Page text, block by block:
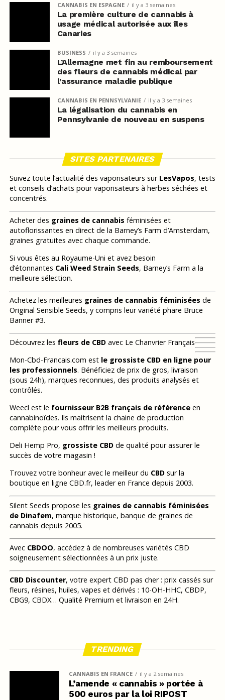
CANNABIS EN ESPAGNE il y a 3 semaines
La première culture de cannabis à
usage médical autorisée aux îles
Canaries
BUSINESS il y a 3 semaines
L’Allemagne met fin au remboursement
des fleurs de cannabis médical par
l’assurance maladie publique
CANNABIS EN PENNSYLVANIE il y a 3 semaines
La légalisation du cannabis en
Pennsylvanie de nouveau en suspens
SITES PARTENAIRES
Suivez toute l’actualité des vaporisateurs sur LesVapos, tests
et conseils d’achats pour vaporisateurs à herbes séchées et
concentrés.
Acheter des graines de cannabis féminisées et
autoflorissantes en direct de la Barney’s Farm d’Amsterdam,
graines gratuites avec chaque commande.
Si vous êtes au Royaume-Uni et avez besoin
d’étonnantes Cali Weed Strain Seeds, Barney’s Farm a la
meilleure sélection.
Achetez les meilleures graines de cannabis féminisées de
Original Sensible Seeds, y compris leur variété phare Bruce
Banner #3.
Découvrez les fleurs de CBDavec Le Chanvrier Français
Mon-Cbd-Francais.com est le grossiste CBD en ligne pour
les professionnels. Bénéficiez de prix de gros, livraison
(sous 24h), marques reconnues, des produits analysés et
contrôlés.
Weecl est le fournisseur B2B français de référenceen
cannabinoïdes. Ils maitrisent la chaine de production
complète pour vous offrir les meilleurs produits.
Deli Hemp Pro, grossiste CBDde qualité pour assurer le
succès de votre magasin !
Trouvez votre bonheur avec le meilleur du CBDsur la
boutique en ligne CBD.fr, leader en France depuis 2003.
Silent Seeds propose les graines de cannabis féminisées
de Dinafem, marque historique, banque de graines de
cannabis depuis 2005.
Avec CBDOO, accédez à de nombreuses variétés CBD
soigneusement sélectionnées à un prix juste.
CBD Discounter, votre expert CBD pas cher : prix cassés sur
fleurs, résines, huiles, vapes et dérivés : 10-OH-HHC, CBDP,
CBG9, CBDX… Qualité Premium et livraison en 24H.
TRENDING
CANNABIS EN FRANCE il y a 2 semaines
L’amende « cannabis » portée à
500 euros par la loi RIPOST